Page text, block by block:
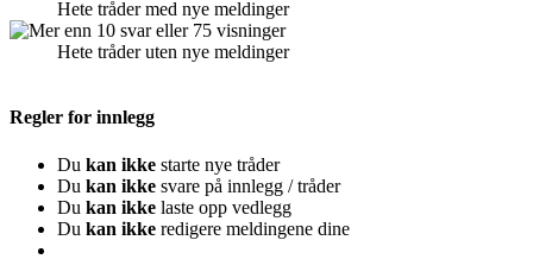
Hete tråder med nye meldinger
Hete tråder uten nye meldinger
Regler for innlegg
Du kan ikke starte nye tråder
Du kan ikke svare på innlegg / tråder
Du kan ikke laste opp vedlegg
Du kan ikke redigere meldingene dine